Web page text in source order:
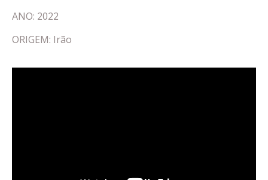
ANO: 2022
ORIGEM: Irão